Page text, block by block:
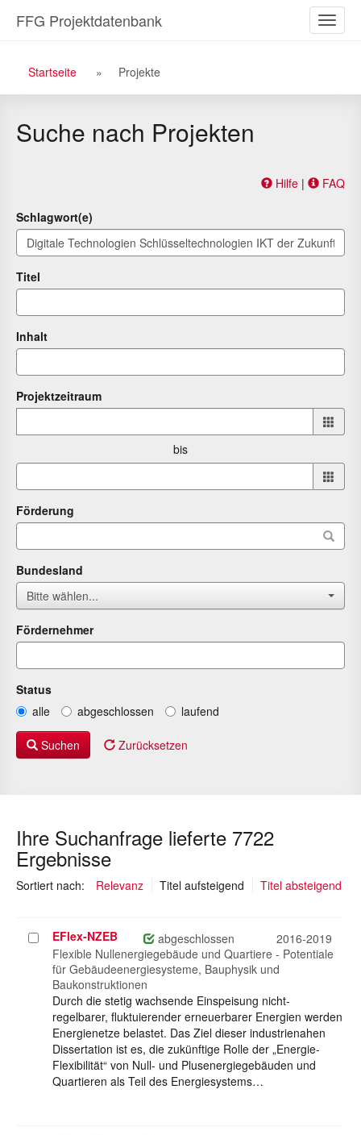
den
Inhalt
ein-/
FFG Projektdatenbank
Breadcrumb
Navigation
Startseite Projekte
Suche nach Projekten
Hilfe | FAQ
Schlagwort(e)
Titel
Inhalt
Projektzeitraum
von
bis
Förderung
Bundesland
Bitte wählen...
Fördernehmer
Status
alle
abgeschlossen laufend
Suchen Zurücksetzen
Ihre Suchanfrage lieferte 7722
Ergebnisse
Sortiert nach: Relevanz Titel aufsteigend (ausgewählt)
Titel absteigend
Projekt
auswählen
EFlex-NZEB abgeschlossen
2016-2019
Flexible Nullenergiegebäude und Quartiere - Potentiale
für Gebäudeenergiesysteme, Bauphysik und
Baukonstruktionen
Durch die stetig wachsende Einspeisung nicht-
regelbarer, fluktuierender erneuerbarer Energien werden
Energienetze belastet. Das Ziel dieser industrienahen
Dissertation ist es, die zukünftige Rolle der „Energie-
Flexibilität“ von Null- und Plusenergiegebäuden und
Quartieren als Teil des Energiesystems…